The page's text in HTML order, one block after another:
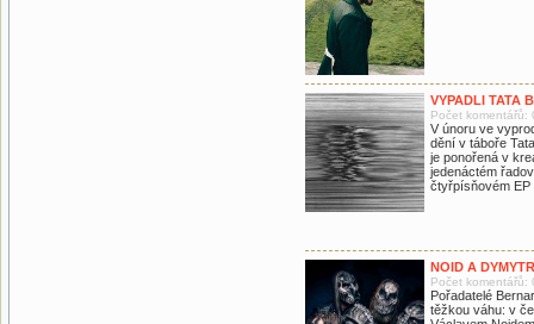
VYPADLI TATA
Počet komentářů:
V únoru ve
dění v táboře
je ponořená v
jedenáctém
čtyřpísňovém
NOID A
Počet komentářů:
Pořadatelé
těžkou váhu: v